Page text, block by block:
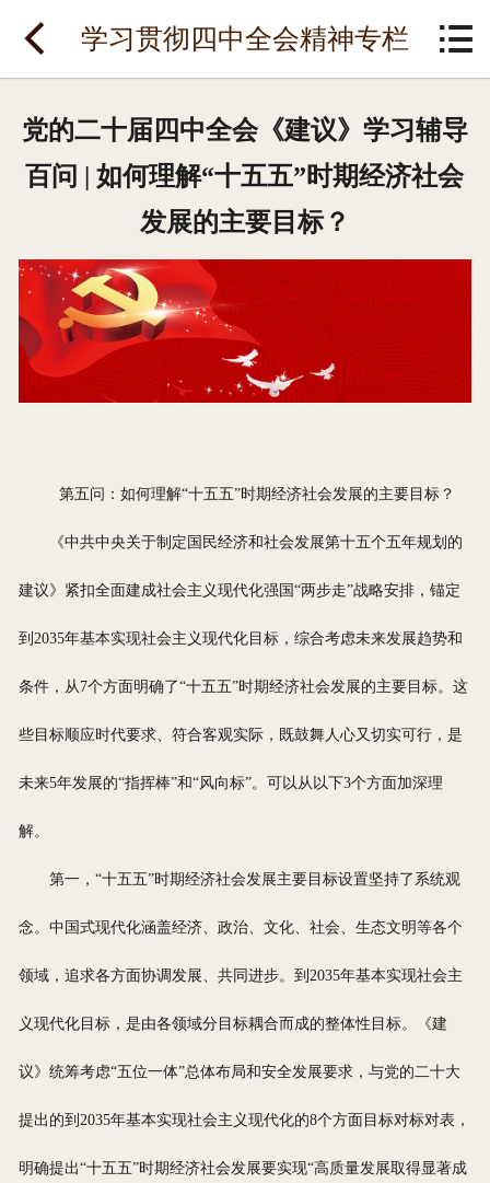
网站首页
关于酒店
党建工作
温馨客房
会议活动
酒店资讯
 学习贯彻四中全会精神专栏 
党的二十届四中全会《建议》学习辅导
百问 | 如何理解“十五五”时期经济社会
发展的主要目标？
第五问：如何理解“十五五”时期经济社会发展的主要目标？
《中共中央关于制定国民经济和社会发展第十五个五年规划的
建议》紧扣全面建成社会主义现代化强国“两步走”战略安排，锚定
到2035年基本实现社会主义现代化目标，综合考虑未来发展趋势和
条件，从7个方面明确了“十五五”时期经济社会发展的主要目标。这
些目标顺应时代要求、符合客观实际，既鼓舞人心又切实可行，是
未来5年发展的“指挥棒”和“风向标”。可以从以下3个方面加深理
解。
第一，“十五五”时期经济社会发展主要目标设置坚持了系统观
念。中国式现代化涵盖经济、政治、文化、社会、生态文明等各个
领域，追求各方面协调发展、共同进步。到2035年基本实现社会主
义现代化目标，是由各领域分目标耦合而成的整体性目标。《建
议》统筹考虑“五位一体”总体布局和安全发展要求，与党的二十大
提出的到2035年基本实现社会主义现代化的8个方面目标对标对表，
明确提出“十五五”时期经济社会发展要实现“高质量发展取得显著成